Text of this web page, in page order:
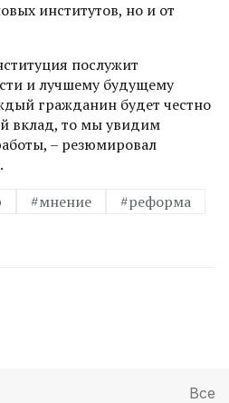
институтов, но и от
послужит
и лучшему будущему
гражданин будет честно
вклад, то мы увидим
– резюмировал
#мнение
#реформа
Все